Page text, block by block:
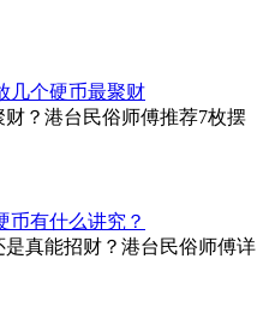
几个硬币最聚财
？港台民俗师傅推荐7枚摆
币有什么讲究？
真能招财？港台民俗师傅详